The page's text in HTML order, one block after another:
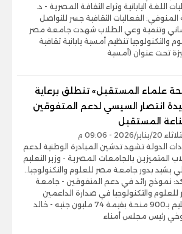
اللغة اليابانية وثراء الثقافة المصرية - د.
المنوفي: الفعاليات الثقافية جسر للتواصل
وتنمية وعي الطلاب شهدت جامعة مصر
والتكنولوجيا تنظيم أمسية يابانية ثقافية
تحت عنوان (أمسية
علماء المستقبل» تنطلق برعاية
انتصار السيسي لدعم المتفوقين
المستقبل
20/يناير/2026 - 09:06 م
الدولة تشهد تدشين المبادرة الوطنية لدعم
المتميزين بالجامعات المصرية - وزير التعليم
يشيد بدور جامعة مصر للعلوم والتكنولوجيا..
نموذج رائد في دعم المتفوقين - جامعة
والتكنولوجيا في صدارة الداعمين
للتعليم بـ900 منحة بقيمة 74 مليون جنيه - خالد
رئيس مجلس أمناء